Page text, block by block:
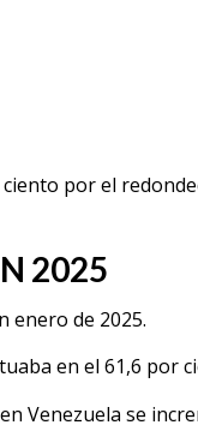
por el
2025
enero de 2025.
en el 61,6 por
Venezuela se